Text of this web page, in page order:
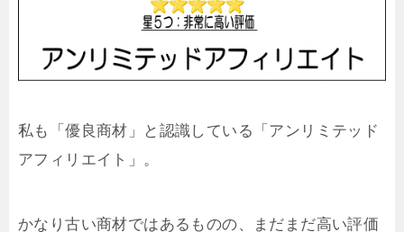
私も「優良商材」と認識している「アンリミテッド
アフィリエイト」。
かなり古い商材ではあるものの、まだまだ高い評価